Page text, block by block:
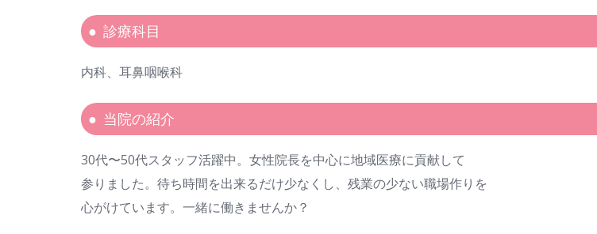
診療科目
内科、耳鼻咽喉科
当院の紹介
30代〜50代スタッフ活躍中。女性院長を中心に地域医療に貢献して
参りました。待ち時間を出来るだけ少なくし、残業の少ない職場作りを
心がけています。一緒に働きませんか？